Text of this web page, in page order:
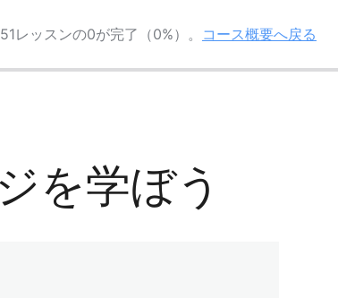
51レッスンの0が完了（0%）。 コース概要へ戻る
を学ぼう